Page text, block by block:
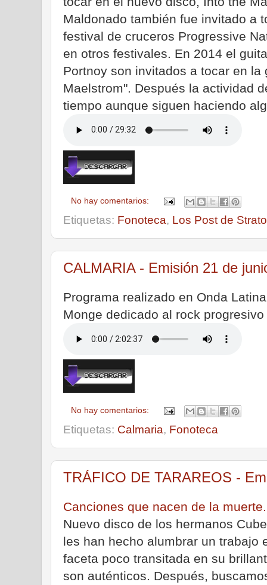
Maldonado también fue invitado a
festival de cruceros Progressive
en otros festivales. En 2014 el
Portnoy son invitados a tocar en la
Maelstrom". Después la actividad
tiempo aunque siguen haciendo
No hay comentarios:
Etiquetas: Fonoteca, Los Post de
CALMARIA - Emisión 21 de
Programa realizado en Onda
Monge dedicado al rock
No hay comentarios:
Etiquetas: Calmaria, Fonoteca
TRÁFICO DE TARAREOS -
Canciones que nacen de la
Nuevo disco de los hermanos
les han hecho alumbrar un trabajo
faceta poco transitada en su
son auténticos. Después,